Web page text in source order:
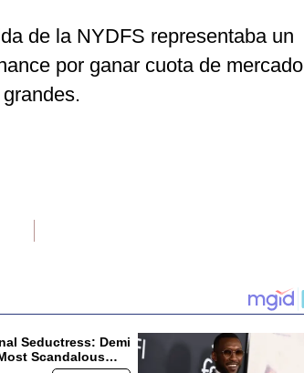
de la NYDFS representaba un
por ganar cuota de mercado